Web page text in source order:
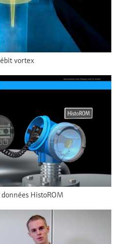
vortex
HistoROM